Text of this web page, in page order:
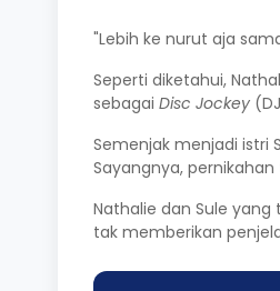
"Lebih ke nurut aja
Seperti diketahui,
sebagai Disc Jockey
Semenjak menjadi istri
Sayangnya,
Nathalie dan Sule
tak memberikan